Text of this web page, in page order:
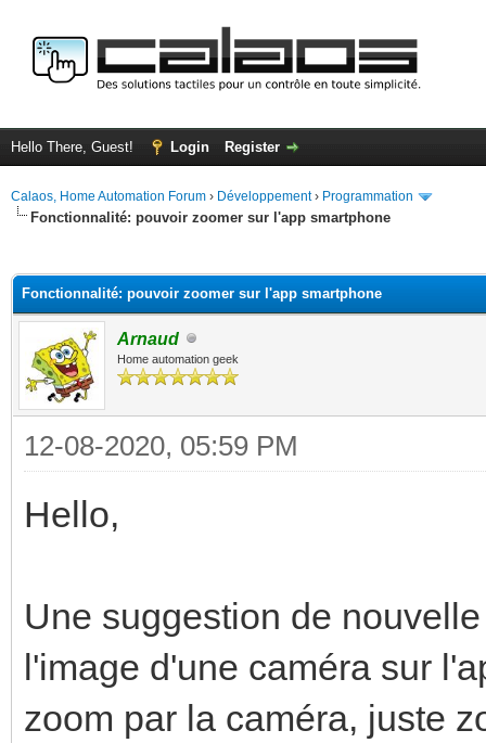
Hello There, Guest! Login Register
Calaos, Home Automation Forum › Développement› Programmation
Fonctionnalité: pouvoir zoomer sur l'app smartphone
Fonctionnalité: pouvoir zoomer sur l'app smartphone
Arnaud
Home automation geek
12-08-2020, 05:59 PM
Hello,
Une suggestion de
l'image d'une caméra sur
zoom par la caméra, juste